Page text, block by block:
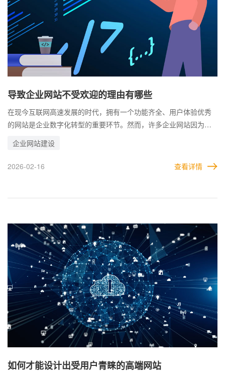
导致企业网站不受欢迎的理由有哪些
在现今互联网高速发展的时代，拥有一个功能齐全、用户体验优秀
的网站是企业数字化转型的重要环节。然而，许多企业网站因为种
能定期更新，内容陈旧且缺乏价值，导致用户无法获得有意义的信
息。此外，过度使用广告或营销语言也可能让用户产生反感。 企业
加友好的用户体验，实现网站价值的最大化。
企业网站建设
2026-02-16 查看详情
如何才能设计出受用户青睐的高端网站